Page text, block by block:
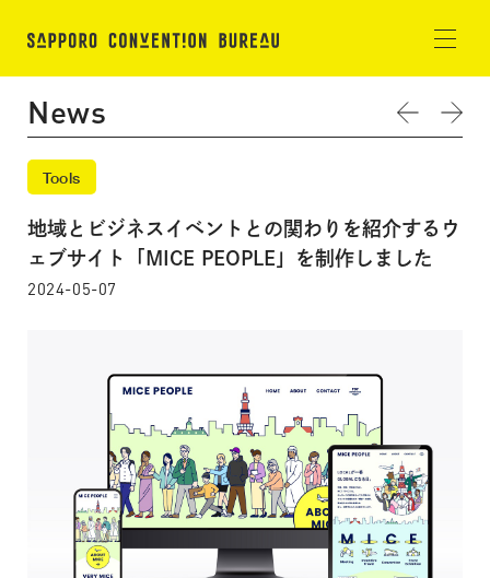
News
Tools
地域とビジネスイベントとの関わりを紹介するウ
ェブサイト「MICE PEOPLE」を制作しました
2024-05-07